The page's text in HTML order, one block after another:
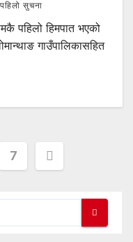
पहिलो सुचना
पहिलो हिमपात भएको
गाउँपालिकासहित
7